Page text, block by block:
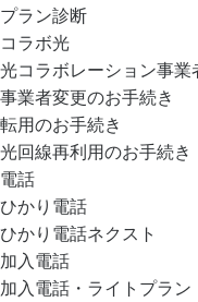
プラン診断
コラボ光
光コラボレーション事業
事業者変更のお手続き
転用のお手続き
光回線再利用のお手続き
電話
ひかり電話
ひかり電話ネクスト
加入電話
加入電話・ライトプラン